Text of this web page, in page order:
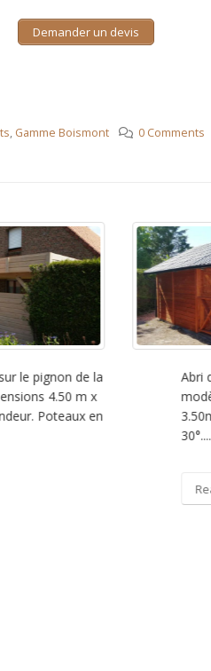
Demander un devis
, Gamme Boismont 0 Comments
pignon de la
4.50 m x
Poteaux en
Abri
3.50m
30°....
Read